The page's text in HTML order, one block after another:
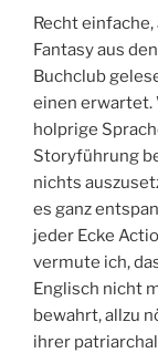
Recht
Fantasy aus
Buchclub
einen erwartet.
holprige
Storyführung
nichts
es ganz
jeder Ecke
vermute ich,
Englisch nicht
bewahrt, allzu
ihrer